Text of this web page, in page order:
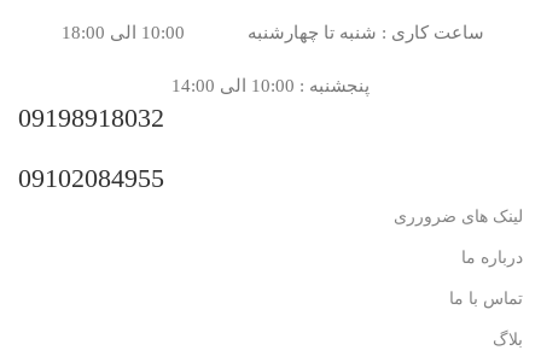
ساعت کاری : شنبه تا چهارشنبه 10:00 الی 18:00
پنجشنبه : 10:00 الی 14:00
09198918032
09102084955
لینک های ضرورری
درباره ما
تماس با ما
بلاگ